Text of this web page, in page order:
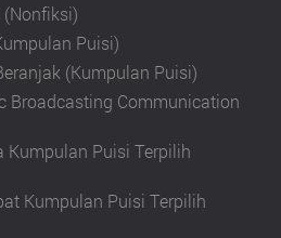
Puisi)
(Kumpulan Puisi)
Broadcasting Communication
Kumpulan Puisi Terpilih
Kumpulan Puisi Terpilih